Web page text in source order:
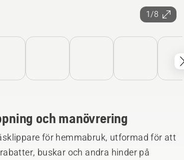
1/8
och manövrering
för hemmabruk, utformad för att
buskar och andra hinder på